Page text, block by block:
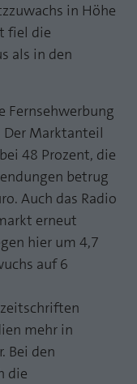
in Höhe
fiel die
als in den
Fernsehwerbung
Der Marktanteil
48 Prozent, die
betrug
Auch das Radio
erneut
hier um 4,7
auf 6
mehr in
Bei den
die
die Session ID
User
ihm Zugang zu
zu gewähren.
Identifikation
zur Steuerung der
zur Steuerung der